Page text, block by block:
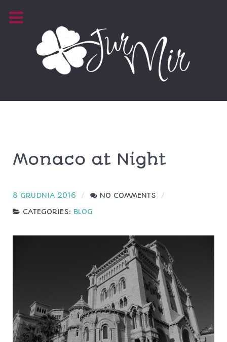
Monaco at Night
8 GRUDNIA 2016
NO COMMENTS
CATEGORIES: BLOG